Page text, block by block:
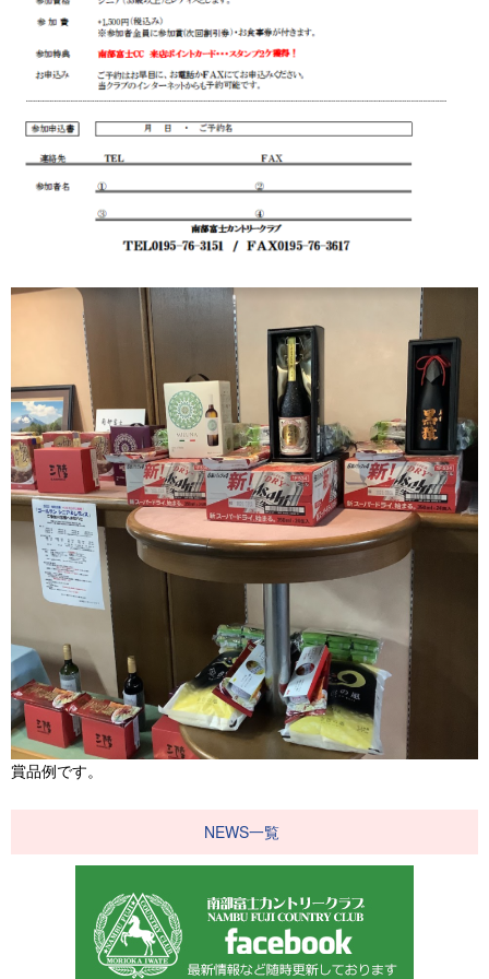
賞品例です。
NEWS一覧